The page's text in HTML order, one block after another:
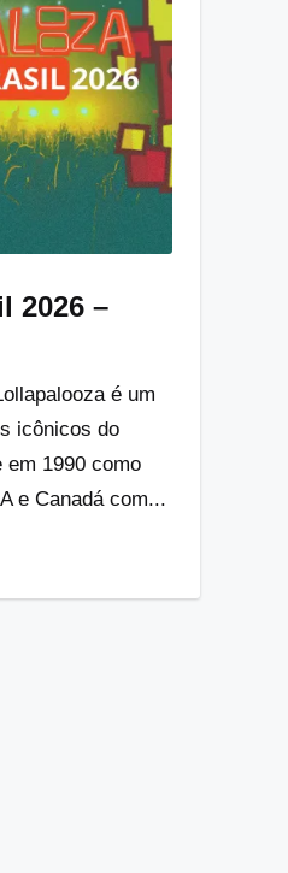
2026 –
é um
icônicos do
em 1990 como
e Canadá com...